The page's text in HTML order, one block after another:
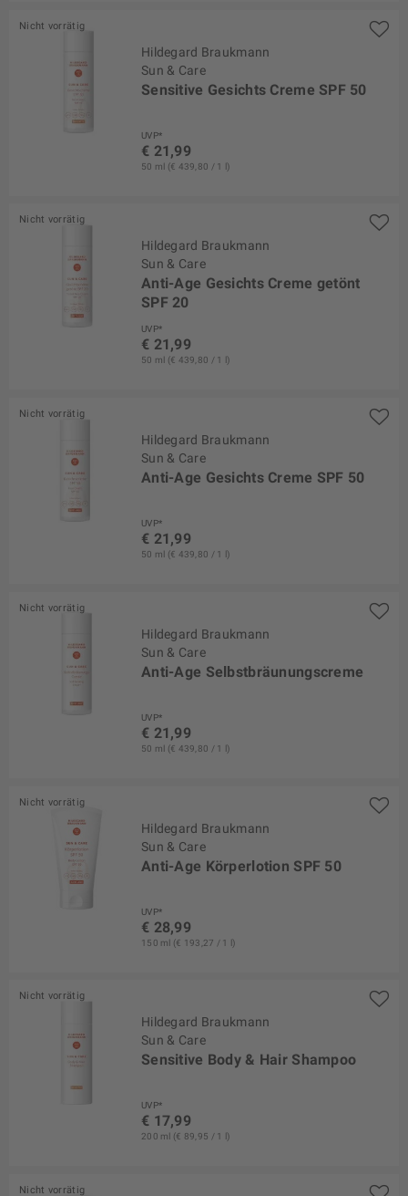
Nicht vorrätig
Hildegard Braukmann
Sun & Care
Sensitive Gesichts Creme SPF 50
UVP*
€ 21,99
50 ml (€ 439,80 / 1 l)
Nicht vorrätig
Hildegard Braukmann
Sun & Care
Anti-Age Gesichts Creme getönt
SPF 20
UVP*
€ 21,99
50 ml (€ 439,80 / 1 l)
Nicht vorrätig
Hildegard Braukmann
Sun & Care
Anti-Age Gesichts Creme SPF 50
UVP*
€ 21,99
50 ml (€ 439,80 / 1 l)
Nicht vorrätig
Hildegard Braukmann
Sun & Care
Anti-Age Selbstbräunungscreme
UVP*
€ 21,99
50 ml (€ 439,80 / 1 l)
Nicht vorrätig
Hildegard Braukmann
Sun & Care
Anti-Age Körperlotion SPF 50
UVP*
€ 28,99
150 ml (€ 193,27 / 1 l)
Nicht vorrätig
Hildegard Braukmann
Sun & Care
Sensitive Body & Hair Shampoo
UVP*
€ 17,99
200 ml (€ 89,95 / 1 l)
Nicht vorrätig